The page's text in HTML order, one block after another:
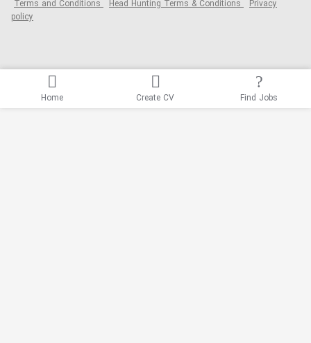
Terms and Conditions Head Hunting Terms & Conditions Privacy
policy
Home Create CV Find Jobs